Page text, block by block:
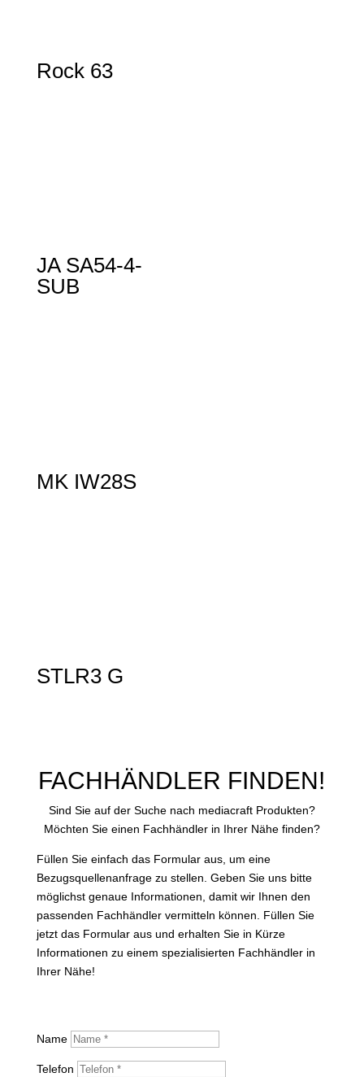
Rock 63
JA SA54-4-
SUB
MK IW28S
STLR3 G
FACHHÄNDLER FINDEN!
Sind Sie auf der Suche nach mediacraft Produkten?
Möchten Sie einen Fachhändler in Ihrer Nähe finden?
Füllen Sie einfach das Formular aus, um eine
Bezugsquellenanfrage zu stellen. Geben Sie uns bitte
möglichst genaue Informationen, damit wir Ihnen den
passenden Fachhändler vermitteln können. Füllen Sie
jetzt das Formular aus und erhalten Sie in Kürze
Informationen zu einem spezialisierten Fachhändler in
Ihrer Nähe!
Name
Telefon